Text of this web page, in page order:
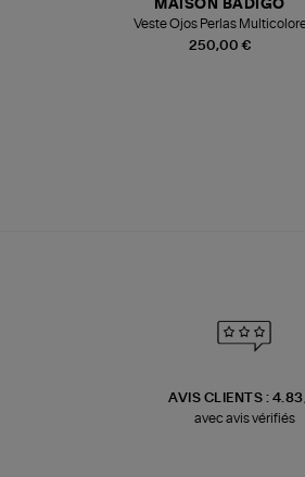
250,00 €
MAISON BADIGO
Veste Ojos Perlas
AVIS CLIENTS :
avec avis vérifiés